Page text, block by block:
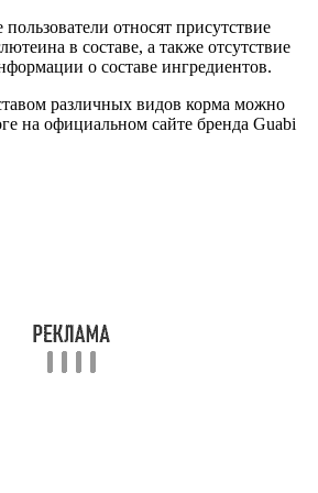
относят присутствие
в составе, а также отсутствие
о составе ингредиентов.
различных видов корма можно
на официальном сайте бренда Guabi